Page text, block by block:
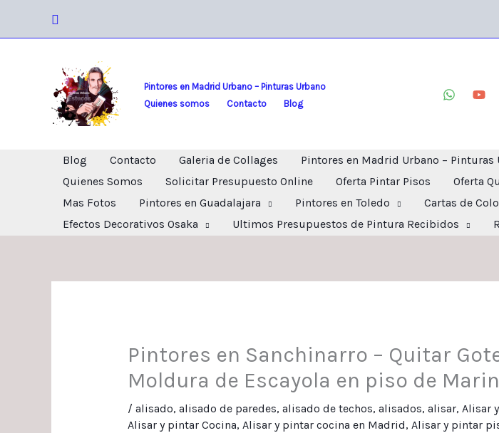
Buscar
Pintores en Madrid Urbano – Pinturas Urbano
Quienes somos
Contacto Blog
Blog Contacto Galeria de Collages Pintores en Madrid Urbano – Pinturas
Quienes Somos
Solicitar Presupuesto Online Oferta Pintar Pisos Oferta
Mas Fotos
Pintores en Guadalajara Pintores en Toledo Cartas de
Efectos Decorativos Osaka
Ultimos Presupuestos de Pintura Recibidos
Pintores en Sanchinarro – Quitar
Moldura de Escayola en piso de
/ alisado, alisado de paredes, alisado de techos, alisados, alisar, Alisar
Alisar y pintar Cocina, Alisar y pintar cocina en Madrid, Alisar y pintar